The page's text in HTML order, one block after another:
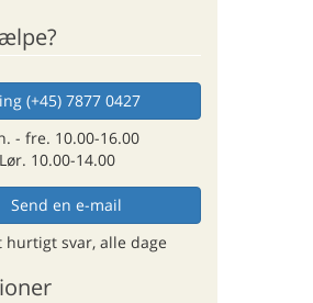
(+45) 7877 0427
- fre. 10.00-16.00
Lør. 10.00-14.00
Send en e-mail
hurtigt svar, alle dage